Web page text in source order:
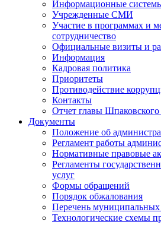
Информационные
Учрежденные СМИ
Участие в программах и
сотрудничество
Официальные визиты и
Информация
Кадровая политика
Приоритеты
Противодействие
Контакты
Отчет главы
Документы
Положение об
Регламент работы
Нормативные правовые
Регламенты
услуг
Формы обращений
Порядок обжалования
Перечень муниципальных
Технологические схемы